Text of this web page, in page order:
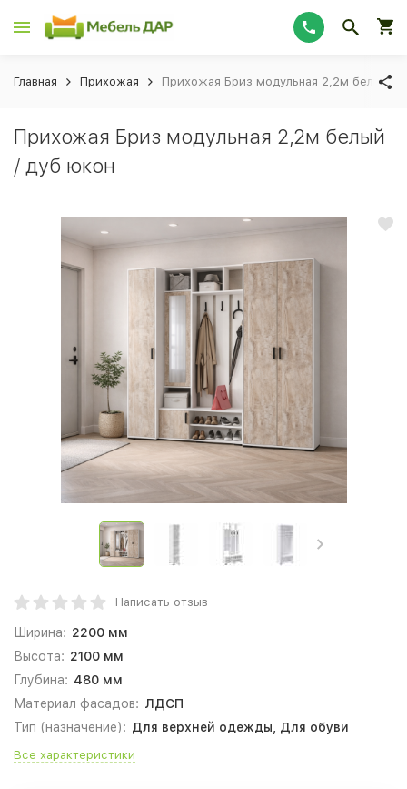
Главная Прихожая Прихожая Бриз модульная 2,2м белый /
Прихожая Бриз модульная 2,2м белый
/ дуб юкон
Написать отзыв
Ширина: 2200 мм
Высота: 2100 мм
Глубина: 480 мм
Материал фасадов: ЛДСП
Тип (назначение): Для верхней одежды, Для обуви
Все характеристики